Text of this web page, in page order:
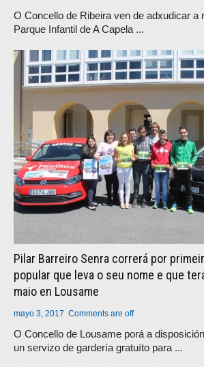
O Concello de Ribeira ven de adxudicar a
Parque Infantil de A Capela ...
Pilar Barreiro Senra correrá por
popular que leva o seu nome e que
maio en Lousame
mayo 3, 2017 Comments are off
O Concello de Lousame porá a
un servizo de gardería gratuíto para ...